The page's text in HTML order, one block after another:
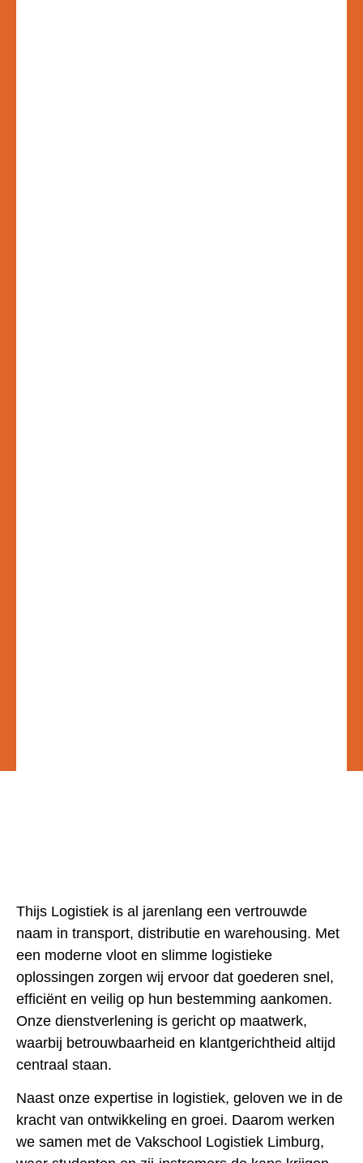
Thijs Logistiek is al jarenlang een vertrouwde
naam in transport, distributie en warehousing. Met
een moderne vloot en slimme logistieke
oplossingen zorgen wij ervoor dat goederen snel,
efficiënt en veilig op hun bestemming aankomen.
Onze dienstverlening is gericht op maatwerk,
waarbij betrouwbaarheid en klantgerichtheid altijd
centraal staan.
Naast onze expertise in logistiek, geloven we in de
kracht van ontwikkeling en groei. Daarom werken
we samen met de Vakschool Logistiek Limburg,